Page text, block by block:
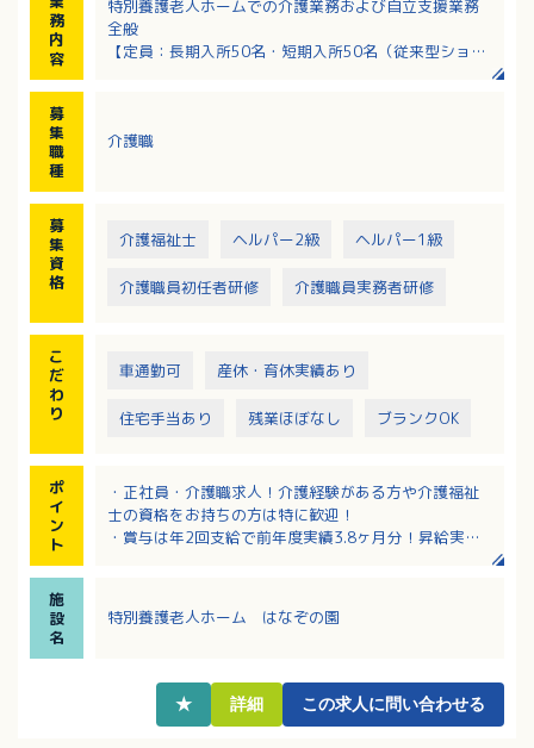
務
内
容
特別養護老人ホームでの介護業務および自立支援業務
全般
【定員：長期入所50名・短期入所50名（従来型ショー
・入浴介助
募
集
職
種
介護職
募
集
資
格
介護福祉士 ヘルパー2級 ヘルパー1級
介護職員初任者研修 介護職員実務者研修
こ
だ
わ
り
車通勤可 産休・育休実績あり
住宅手当あり 残業ほぼなし ブランクOK
ポ
イ
ン
ト
・正社員・介護職求人！介護経験がある方や介護福祉
士の資格をお持ちの方は特に歓迎！
・賞与は年2回支給で前年度実績3.8ヶ月分！昇給実績
イベートと両立しやすい働き方です
・各種手当充実！該当者には扶養手当や住宅手当など
施
設
名
特別養護老人ホーム はなぞの園
★ 詳細 この求人に問い合わせる